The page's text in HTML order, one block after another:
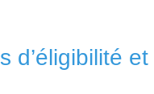
d’éligibilité et